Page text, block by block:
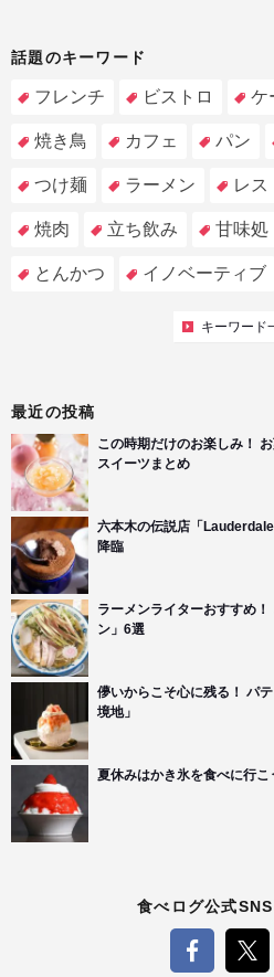
話題のキーワード
フレンチ ビストロ ケ
焼き鳥 カフェ パン
つけ麺 ラーメン レス
焼肉 立ち飲み 甘味処
とんかつ イノベーティブ
キーワード
最近の投稿
この時期だけのお楽しみ！
スイーツまとめ
六本木の伝説店「
降臨
ラーメンライターおすすめ
ン」6選
儚いからこそ心に残る！ パ
境地」
夏休みはかき氷を食べに行
食べログ公式